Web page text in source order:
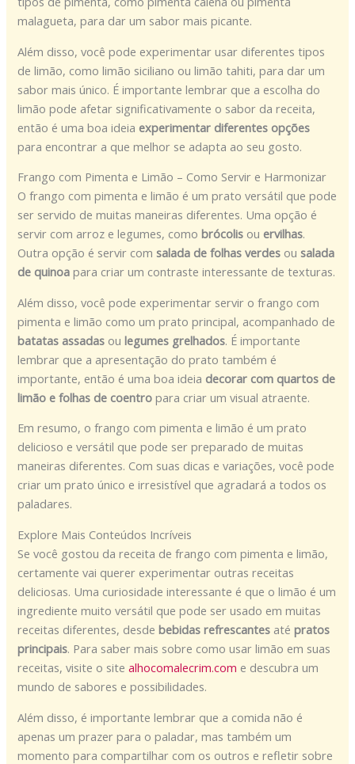
malagueta, para dar um sabor mais picante.
Além disso, você pode experimentar usar diferentes tipos
de limão, como limão siciliano ou limão tahiti, para dar um
sabor mais único. É importante lembrar que a escolha do
limão pode afetar significativamente o sabor da receita,
então é uma boa ideia experimentar diferentes opções
para encontrar a que melhor se adapta ao seu gosto.
Frango com Pimenta e Limão – Como Servir e Harmonizar
O frango com pimenta e limão é um prato versátil que pode
ser servido de muitas maneiras diferentes. Uma opção é
servir com arroz e legumes, comobrócolis ou ervilhas.
Outra opção é servir comsalada de folhas verdes ousalada
de quinoa para criar um contraste interessante de texturas.
Além disso, você pode experimentar servir o frango com
pimenta e limão como um prato principal, acompanhado de
batatas assadas oulegumes grelhados. É importante
lembrar que a apresentação do prato também é
importante, então é uma boa ideia decorar com quartos de
limão e folhas de coentro para criar um visual atraente.
Em resumo, o frango com pimenta e limão é um prato
delicioso e versátil que pode ser preparado de muitas
maneiras diferentes. Com suas dicas e variações, você pode
criar um prato único e irresistível que agradará a todos os
paladares.
Explore Mais Conteúdos Incríveis
Se você gostou da receita de frango com pimenta e limão,
certamente vai querer experimentar outras receitas
deliciosas. Uma curiosidade interessante é que o limão é um
ingrediente muito versátil que pode ser usado em muitas
receitas diferentes, desdebebidas refrescantes atépratos
principais. Para saber mais sobre como usar limão em suas
receitas, visite o sitealhocomalecrim.com e descubra um
mundo de sabores e possibilidades.
Além disso, é importante lembrar que a comida não é
apenas um prazer para o paladar, mas também um
momento para compartilhar com os outros e refletir sobre